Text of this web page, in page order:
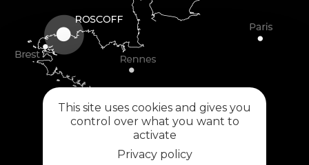
This site uses cookies and gives you
control over what you want to
activate
Privacy policy